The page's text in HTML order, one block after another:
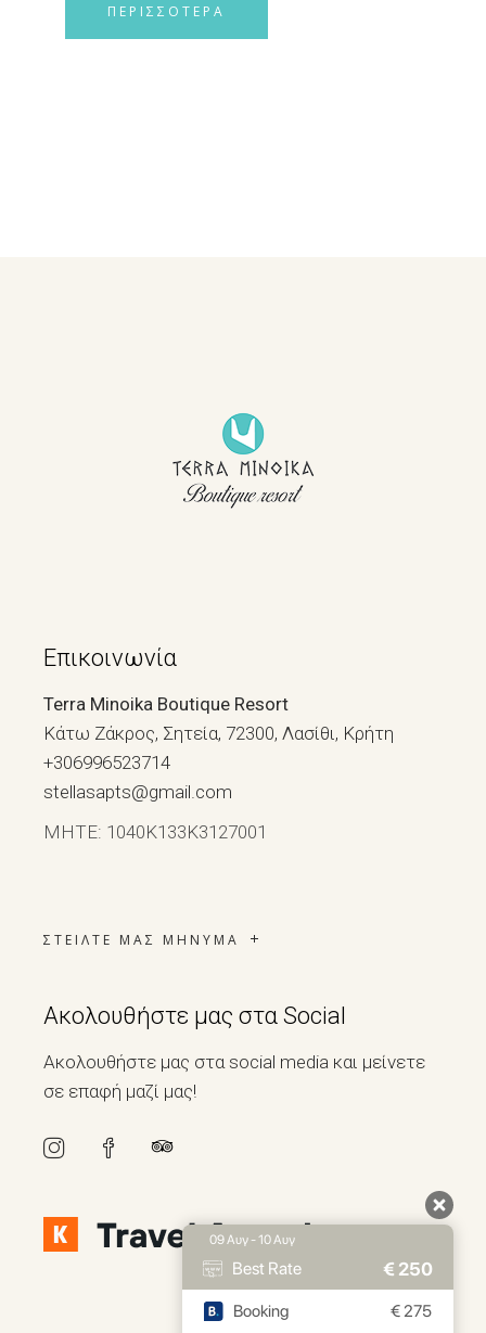
ΠΕΡΙΣΣΟΤΕΡΑ
Επικοινωνία
Terra Minoika Boutique Resort
Κάτω Ζάκρος, Σητεία, 72300, Λασίθι, Κρήτη
+306996523714
stellasapts@gmail.com
ΜΗΤΕ: 1040Κ133Κ3127001
ΣΤΕΙΛΤΕ ΜΑΣ ΜΗΝΥΜΑ
Ακολουθήστε μας στα Social
Ακολουθήστε μας στα social media και μείνετε
σε επαφή μαζί μας!
09 Αυγ - 10 Αυγ
Best Rate € 250
Booking € 275